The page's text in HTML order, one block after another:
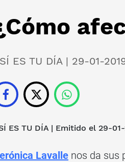
ES TU DÍA | 29-01-
ES TU DÍA | Emitido el 29-01-
Lavalle nos da sus